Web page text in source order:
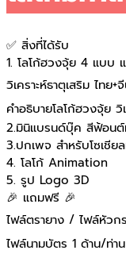
✅ สิ่งที่ได้รับ
1. โลโก้ฮวงจุ้ย 4 แบบ
วิเคราะห์ธาตุเสริม ไทย
คำอธิบายโลโก้ฮวงจุ้ย
2.มินิแบรนด์บุ๊ค สีฟ้อนต์
3.ปกเพจ สำหรับโซเชีย
4. โลโก้ Animation
5. รูป Logo 3D
🎉 แถมฟรี 🎉
ไฟล์ตรายาง / ไฟล์หัวก
ไฟล์นามบัตร 1 ด้าน/ท่าน